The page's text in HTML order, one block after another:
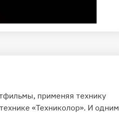
применяя технику
«Техниколор». И одним